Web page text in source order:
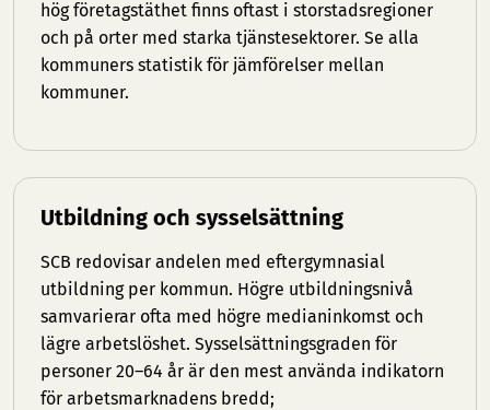
hög företagstäthet finns oftast i storstadsregioner
och på orter med starka tjänstesektorer. Se alla
kommuners statistik för jämförelser mellan
kommuner.
Utbildning och sysselsättning
SCB redovisar andelen med eftergymnasial
utbildning per kommun. Högre utbildningsnivå
samvarierar ofta med högre medianinkomst och
lägre arbetslöshet. Sysselsättningsgraden för
personer 20–64 år är den mest använda indikatorn
för arbetsmarknadens bredd;